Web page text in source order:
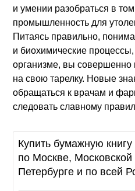
и умении разобраться в
промышленность для
Питаясь правильно,
и биохимические
организме, вы совершенно
на свою тарелку. Новые
обращаться к врачам и
следовать славному
Купить бумажную
по Москве, Московской
Петербурге и по всей